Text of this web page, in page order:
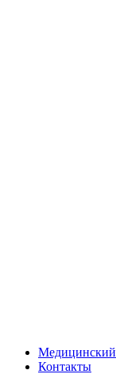
Контакты